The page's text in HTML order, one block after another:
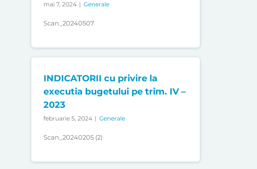
mai 7, 2024 | Generale
Scan_20240507
INDICATORII cu privire la
executia bugetului pe trim. IV –
2023
februarie 5, 2024 | Generale
Scan_20240205 (2)